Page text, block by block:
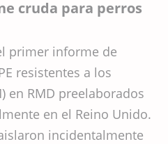
cruda para perros
primer informe de
resistentes a los
en RMD preelaborados
en el Reino Unido.
incidentalmente